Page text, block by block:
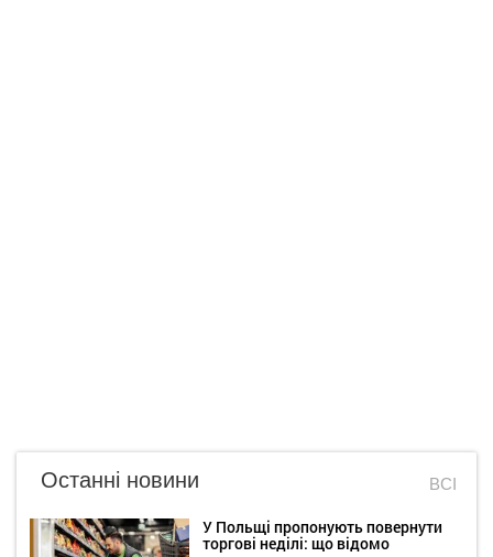
Останні новини ВСІ
У Польщі пропонують повернути
торгові неділі: що відомо